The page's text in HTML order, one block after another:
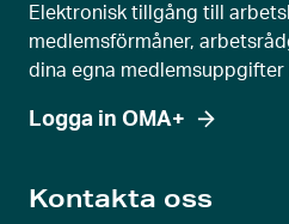
y
Elektronisk tillgång till
medlemsförmåner,
dina egna medlemsuppgifter
Logga in OMA+
Kontakta oss